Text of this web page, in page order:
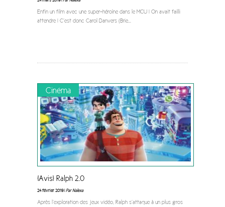
Enfin un film avec une super-héroïne dans le MCU ! On avait failli
attendre ! C’est donc Carol Danvers (Brie...
Cinéma
[Avis] Ralph 2.0
24 février 2019 |Par Nalexa
Après l’exploration des jeux vidéo, Ralph s’attaque à un plus gros